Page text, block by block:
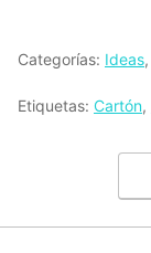
Categorías: Ideas,
Etiquetas: Cartón,